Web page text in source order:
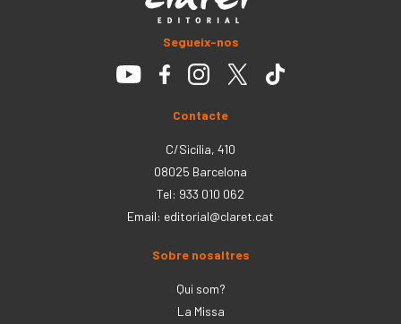
Segueix-nos
Contacte
C/Sicília, 410
08025 Barcelona
Tel: 933 010 062
Email: editorial@claret.cat
Sobre nosaltres
Qui som?
La Missa